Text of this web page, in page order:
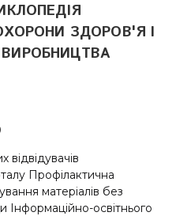
ЗДОРОВ'Я І
відвідувачів
Профілактична
матеріалів без
Інформаційно-освітнього